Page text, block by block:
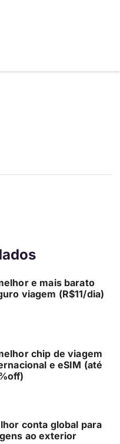
e mais barato
viagem (R$11/dia)
chip de viagem
e eSIM (até
conta global para
ao exterior